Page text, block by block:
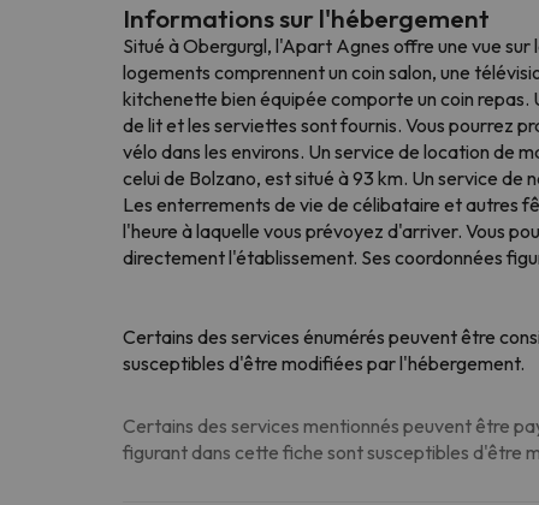
Informations sur l'hébergement
Situé à Obergurgl, l'Apart Agnes offre une vue
logements comprennent un coin salon, une
kitchenette bien équipée comporte un coin repas.
de lit et les serviettes sont fournis. Vous pourrez
vélo dans les environs. Un service de location de
celui de Bolzano, est situé à 93 km. Un service
Les enterrements de vie de célibataire et autres
l'heure à laquelle vous prévoyez d'arriver. Vous
directement l'établissement. Ses coordonnées
Certains des services énumérés peuvent être
susceptibles d'être modifiées par l'hébergement.
Certains des services mentionnés peuvent être
figurant dans cette fiche sont susceptibles d'être